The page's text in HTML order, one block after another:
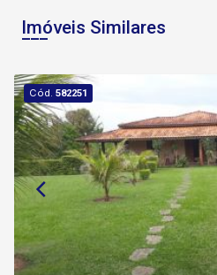
Imóveis Similares
Cód.582251